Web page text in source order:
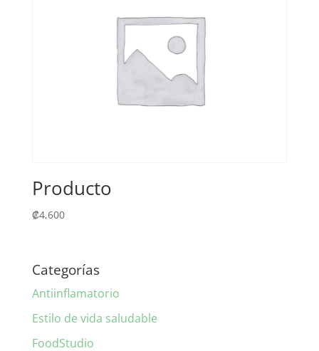
Producto
₡4,600
Categorías
Antiinflamatorio
Estilo de vida saludable
FoodStudio